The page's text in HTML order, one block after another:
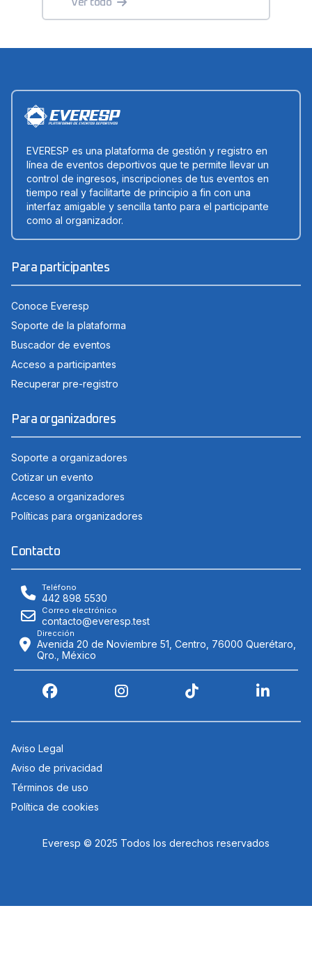
EVERESP es una plataforma de gestión y registro en
línea de eventos deportivos que te permite llevar un
control de ingresos, inscripciones de tus eventos en
tiempo real y facilitarte de principio a fin con una
interfaz amigable y sencilla tanto para el participante
como al organizador.
Para participantes
Conoce Everesp
Soporte de la plataforma
Buscador de eventos
Acceso a participantes
Recuperar pre-registro
Para organizadores
Soporte a organizadores
Cotizar un evento
Acceso a organizadores
Políticas para organizadores
Contacto
Teléfono
442 898 5530
Correo electrónico
contacto@everesp.test
Dirección
Avenida 20 de Noviembre 51, Centro, 76000 Querétaro,
Qro., México
Aviso Legal
Aviso de privacidad
Términos de uso
Política de cookies
Everesp © 2025 Todos los derechos reservados